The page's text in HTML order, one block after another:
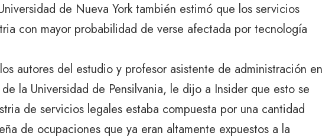
de Nueva York también estimó que los servicios
con mayor probabilidad de verse afectada por tecnología
autores del estudio y profesor asistente de administración en
la Universidad de Pensilvania, le dijo a Insider que esto se
de servicios legales estaba compuesta por una cantidad
de ocupaciones que ya eran altamente expuestos a la